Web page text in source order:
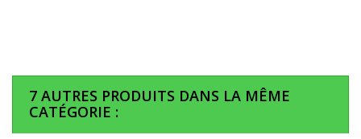
7 AUTRES PRODUITS DANS LA MÊME
CATÉGORIE :